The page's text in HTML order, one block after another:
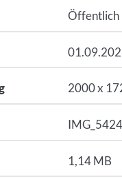
Öffentlich
2000 x
1,14 MB